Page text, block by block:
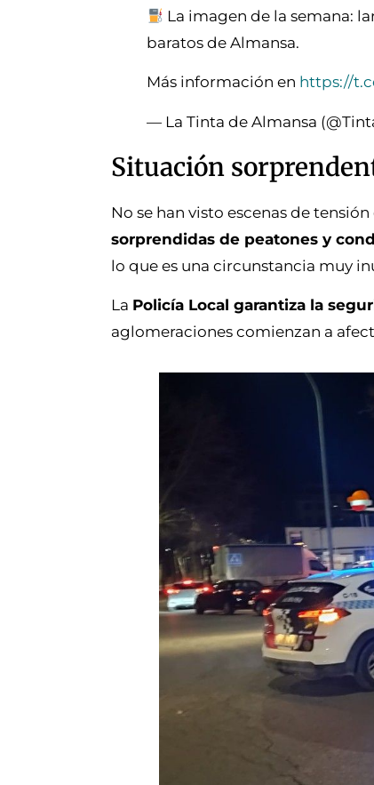
La imagen de la semana:
baratos de Almansa.
Más información en https://
— La Tinta de Almansa
Situación
No se han visto escenas de
sorprendidas de peatones y
lo que es una circunstancia muy
La Policía Local garantiza la
aglomeraciones comienzan a